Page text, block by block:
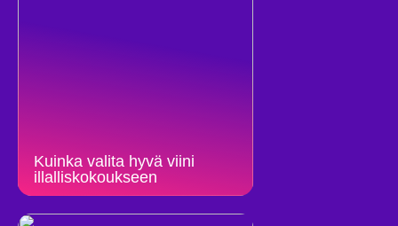
Kuinka valita hyvä viini
illalliskokoukseen